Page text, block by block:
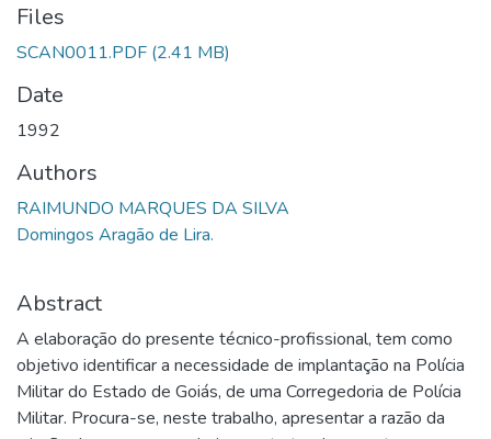
Files
SCAN0011.PDF (2.41 MB)
Date
1992
Authors
RAIMUNDO MARQUES DA SILVA
Domingos Aragão de Lira.
Abstract
A elaboração do presente técnico-profissional, tem como
objetivo identificar a necessidade de implantação na Polícia
Militar do Estado de Goiás, de uma Corregedoria de Polícia
Militar. Procura-se, neste trabalho, apresentar a razão da